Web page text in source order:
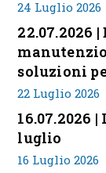
24 Luglio 2026
22.07.2026
soluzioni
22 Luglio 2026
16.07.2026
luglio
16 Luglio 2026